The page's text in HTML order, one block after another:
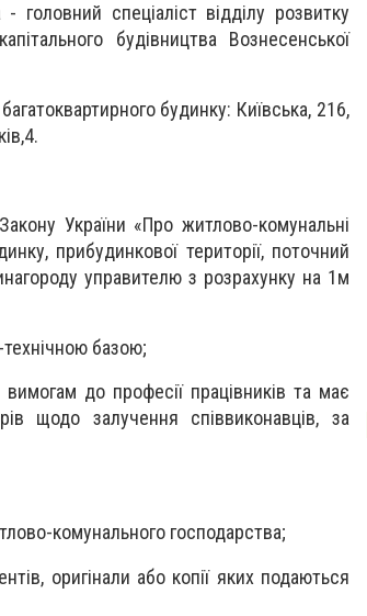
головний спеціаліст відділу розвитку
будівництва Вознесенської
будинку: Київська, 216,
України «Про житлово-комунальні
прибудинкової території, поточний
управителю з розрахунку на 1м
технічною базою;
до професії працівників та має
щодо залучення співвиконавців, за
комунального господарства;
оригінали або копії яких подаються